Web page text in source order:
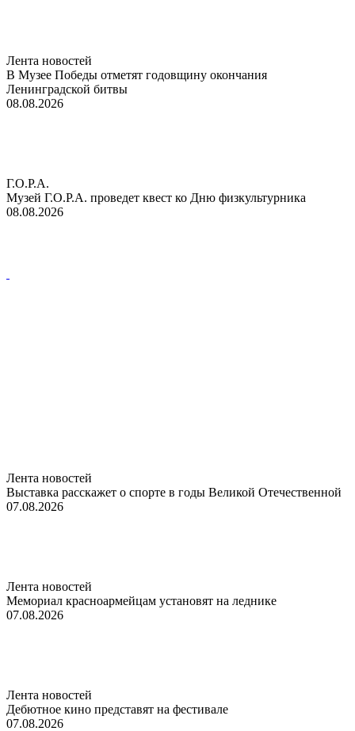
Лента новостей
В Музее Победы отметят годовщину окончания
Ленинградской битвы
08.08.2026
Г.О.Р.А.
Музей Г.О.Р.А. проведет квест ко Дню физкультурника
08.08.2026
Лента новостей
Выставка расскажет о спорте в годы Великой Отечественной
07.08.2026
Лента новостей
Мемориал красноармейцам установят на леднике
07.08.2026
Лента новостей
Дебютное кино представят на фестивале
07.08.2026